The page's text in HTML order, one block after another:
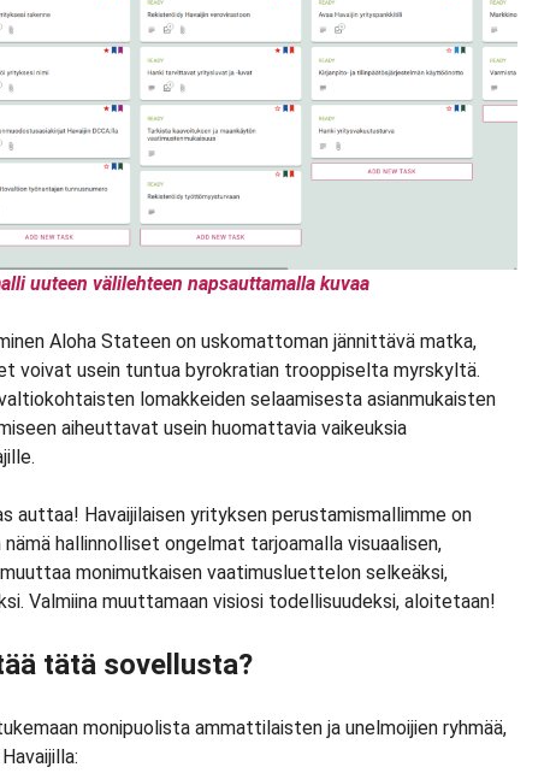
uuteen välilehteen napsauttamalla kuvaa
Aloha Stateen on uskomattoman jännittävä matka,
voivat usein tuntua byrokratian trooppiselta myrskyltä.
lomakkeiden selaamisesta asianmukaisten
aiheuttavat usein huomattavia vaikeuksia
auttaa! Havaijilaisen yrityksen perustamismallimme on
hallinnolliset ongelmat tarjoamalla visuaalisen,
monimutkaisen vaatimusluettelon selkeäksi,
Valmiina muuttamaan visiosi todellisuudeksi, aloitetaan!
tätä sovellusta?
monipuolista ammattilaisten ja unelmoijien ryhmää,